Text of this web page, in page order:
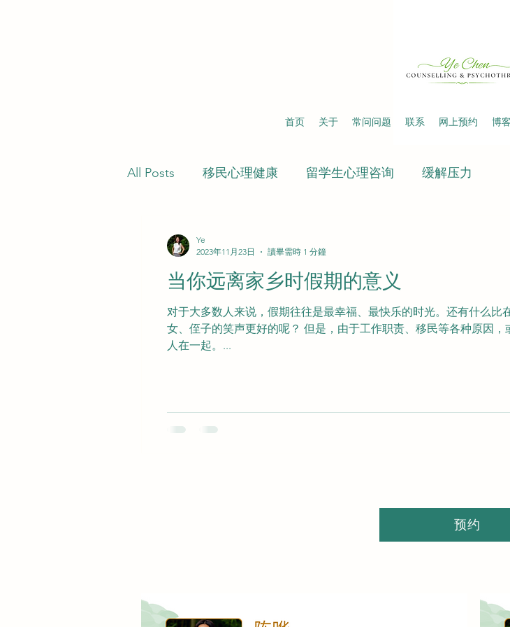
首页 关于 常问问题 联系 网上预约 博客
All Posts 移民心理健康 留学生心理咨询 缓解压力
当你远离家乡时假期的意义
对于大多数人来说，假期往往是最幸福、最快乐的时光。还有什么
女、侄子的笑声更好的呢？ 但是，由于工作职责、移民等各种原因
人在一起。...
Ye
2023年11月23日
讀畢需時 1 分鐘
预约